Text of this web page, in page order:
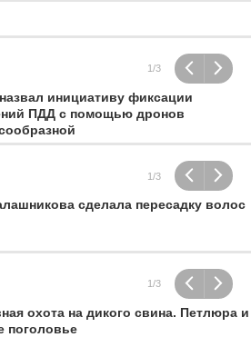
1/3
инициативу фиксации
ПДД с помощью дронов
1/3
сделала пересадку волос
1/3
охота на дикого свина. Петлюра и
поголовье